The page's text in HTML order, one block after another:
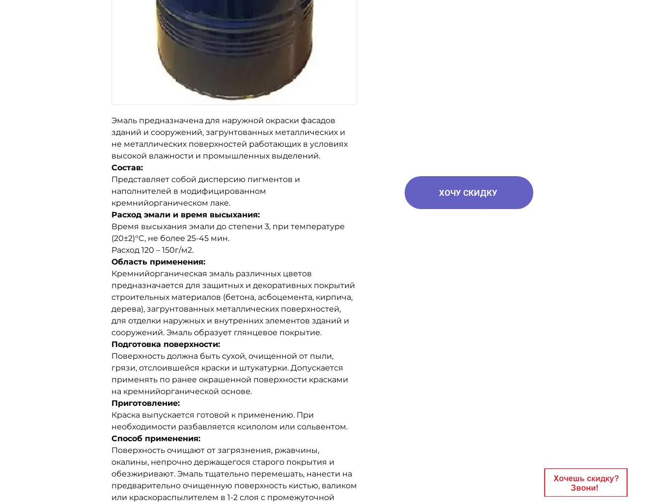
Эмаль предназначена для наружной окраски фасадов
зданий и сооружений, загрунтованных металлических и
не металлических поверхностей работающих в условиях
высокой влажности и промышленных выделений.
Состав:
Представляет собой дисперсию пигментов и
наполнителей в модифицированном
кремнийорганическом лаке.
Расход эмали и время высыхания:
Время высыхания эмали до степени 3, при температуре
(20±2)°C, не более 25-45 мин.
Расход 120 – 150г/м2.
Область применения:
Кремнийорганическая эмаль различных цветов
предназначается для защитных и декоративных покрытий
строительных материалов (бетона, асбоцемента, кирпича,
дерева), загрунтованных металлических поверхностей,
для отделки наружных и внутренних элементов зданий и
сооружений. Эмаль образует глянцевое покрытие.
Подготовка поверхности:
Поверхность должна быть сухой, очищенной от пыли,
грязи, отслоившейся краски и штукатурки. Допускается
применять по ранее окрашенной поверхности красками
на кремнийорганической основе.
Приготовление:
Краска выпускается готовой к применению. При
необходимости разбавляется ксилолом или сольвентом.
Способ применения:
Поверхность очищают от загрязнения, ржавчины,
окалины, непрочно держащегося старого покрытия и
обезжиривают. Эмаль тщательно перемешать, нанести на
предварительно очищенную поверхность кистью, валиком
или краскораспылителем в 1-2 слоя с промежуточной
ХОЧУ СКИДКУ